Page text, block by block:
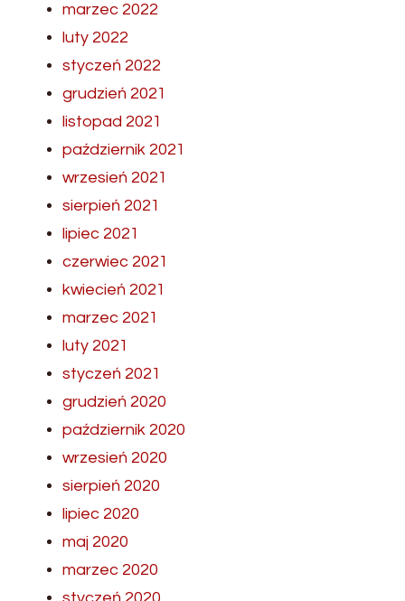
marzec 2022
luty 2022
styczeń 2022
grudzień 2021
listopad 2021
październik 2021
wrzesień 2021
sierpień 2021
lipiec 2021
czerwiec 2021
kwiecień 2021
marzec 2021
luty 2021
styczeń 2021
grudzień 2020
październik 2020
wrzesień 2020
sierpień 2020
lipiec 2020
maj 2020
marzec 2020